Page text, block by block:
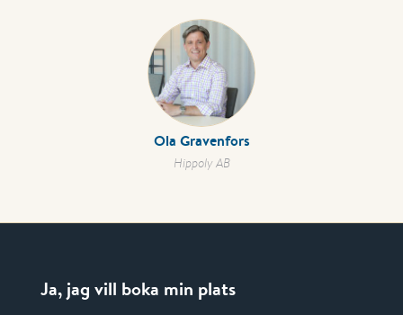
Ola Gravenfors
Hippoly AB
Ja, jag vill boka min plats